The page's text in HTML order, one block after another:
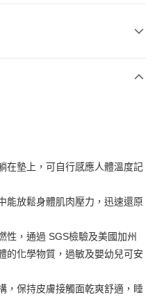
彰化商業銀行
兆豐國際商業銀行
華泰商業銀行
遠東國際商業銀行
永豐商業銀行
中國信託商業銀行
台北富邦商業銀行
台中商業銀行
華泰商業銀行
星展（台灣）商業銀行
在墊上，可自行感應人體溫度記
能放鬆身體肌肉壓力，迅速還原
性，通過 SGS檢驗及美國加州
的化學物質，過敏及嬰幼兒可安
，保持皮膚接觸面乾爽舒適，睡